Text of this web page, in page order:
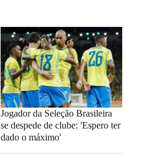
Jogador da Seleção Brasileira
se despede de clube: 'Espero ter
dado o máximo'